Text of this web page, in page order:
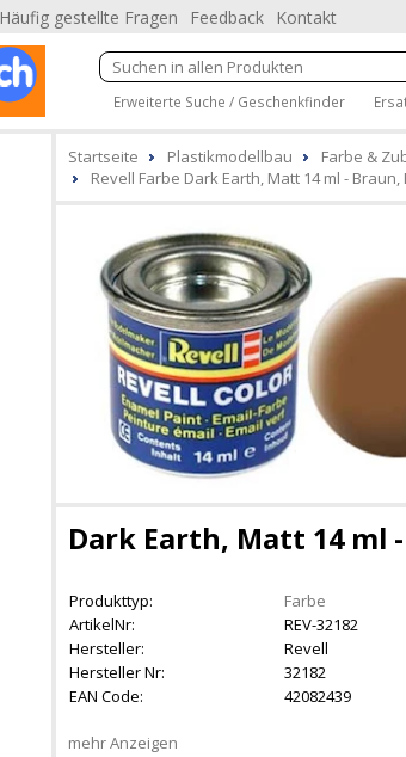
Häufig gestellte Fragen Feedback Kontakt
Erweiterte Suche / Geschenkfinder
Startseite Plastikmodellbau Farbe &
Revell Farbe Dark Earth, Matt 14 ml - Braun,
Dark Earth, Matt 14 ml
Produkttyp:
Farbe
ArtikelNr:
REV-32182
Hersteller:
Revell
Hersteller Nr:
32182
EAN Code:
42082439
mehr Anzeigen